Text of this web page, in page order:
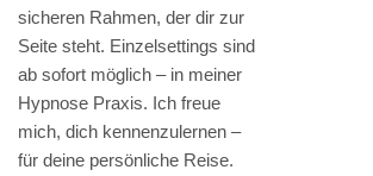
sicheren Rahmen, der dir zur
Seite steht. Einzelsettings sind
ab sofort möglich – in meiner
Hypnose Praxis. Ich freue
mich, dich kennenzulernen –
für deine persönliche Reise.